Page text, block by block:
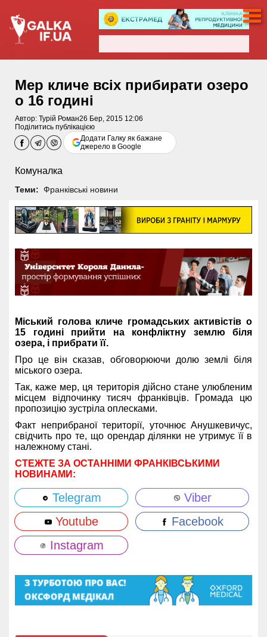
Мер кличе всіх прибирати озеро
о 16 годині
Автор: Турій Роман26 Бер, 2015 12:06
Поділитись публікацією
Додати Галку як бажане
джерело в Google
Комуналка
Теми: Франківські новини
Міський голова кличе громадських активістів о
15 годині прийти на конфліктну землю біля
озера, і прибрати її.
Про це він сказав, обговорюючи долю землі біля
міського озера.
Так, каже мер, ця територія дійсно стане улюбленим
місцем відпочинку тисяч франківців. Громада цю
пропозицію зустріла оплесками.
Факт неприбраної території, уточнює Анушкевичус,
свідчить про те, що орендар ділянки не утримує її в
належному стані.
СТЕЖТЕ ЗА ОСТАННІМИ ФРАНКІВСЬКИМИ
НОВИНАМИ:
Telegram
Viber
Youtube
Facebook
Instagram